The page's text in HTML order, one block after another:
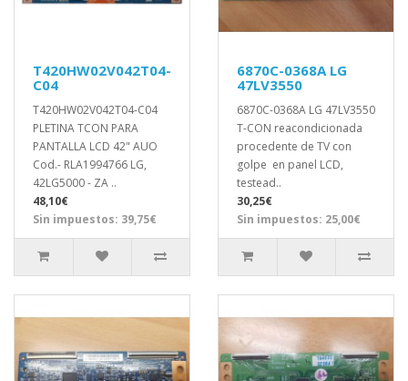
T420HW02V042T04-
C04
T420HW02V042T04-C04
PLETINA TCON PARA
PANTALLA LCD 42" AUO
Cod.- RLA1994766 LG,
42LG5000 - ZA ..
48,10€
Sin impuestos: 39,75€
6870C-0368A LG
47LV3550
6870C-0368A LG 47LV3550
T-CON reacondicionada
procedente de TV con
golpe en panel LCD,
testead..
30,25€
Sin impuestos: 25,00€